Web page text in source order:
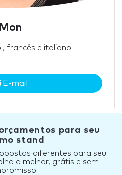
Mon
francês e italiano
E-mail
para seu
stand
diferentes para seu
a melhor, grátis e sem